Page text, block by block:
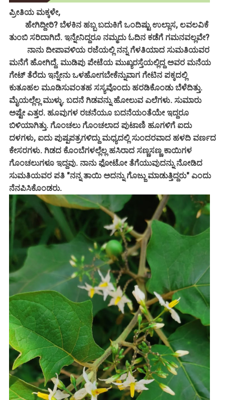
ಪ್ರೀತಿಯ ಮಕ್ಕಳೇ,
ಹೇಗಿದ್ದೀರಿ? ಬೆಳಕಿನ ಹಬ್ಬ ಬದುಕಿಗೆ ಒಂದಿಷ್ಟು ಉಲ್ಲಾಸ, ಲವಲವಿಕೆ
ತುಂಬಿ ಸರಿದಾಗಿದೆ. ಇನ್ನೇನಿದ್ದರೂ ನಮ್ಮದು ಓದಿನ ಕಡೆಗೆ ಗಮನವಲ್ಲವೇ?
ನಾನು ದೀಪಾವಳಿಯ ರಜೆಯಲ್ಲಿ ನನ್ನ ಗೆಳತಿಯಾದ ಸುಮತಿಯವರ
ಮನೆಗೆ ಹೋಗಿದ್ದೆ. ಮುಡಿಪು ಪೇಟೆಯ ಮುಖ್ಯರಸ್ತೆಯಲ್ಲಿದ್ದ ಅವರ ಮನೆಯ
ಗೇಟ್ ತೆರೆದು ಇನ್ನೇನು ಒಳಹೋಗಬೇಕೆನ್ನುವಾಗ ಗೇಟಿನ ಪಕ್ಕದಲ್ಲಿ
ಕುತೂಹಲ ಮೂಡಿಸುವಂತಹ ಸಸ್ಯವೊಂದು ಹರಡಿಕೊಂಡು ಬೆಳೆದಿತ್ತು.
ಮೈಯಲ್ಲೆಲ್ಲ ಮುಳ್ಳು. ಬದನೆ ಗಿಡವನ್ನು ಹೋಲುವ ಎಲೆಗಳು. ಸುಮಾರು
ಅಷ್ಟೇ ಎತ್ತರ. ಹೂವುಗಳ ರಚನೆಯೂ ಬದನೆಯಂತೆಯೇ ಇದ್ದರೂ
ಬಿಳಿಯಾಗಿತ್ತು. ಗೊಂಚಲು ಗೊಂಚಲಾದ ಪುಟಾಣಿ ಹೂಗಳಿಗೆ ಐದು
ದಳಗಳು, ಐದು ಪುಷ್ಪಪತ್ರಗಳಿದ್ದು ಮಧ್ಯದಲ್ಲಿ ಸುಂದರವಾದ ಹಳದಿ ವರ್ಣದ
ಕೇಸರಗಳು. ಗಿಡದ ಕೊಂಬೆಗಳಲ್ಲೆಲ್ಲ ಹಸಿರಾದ ಸಣ್ಣಸಣ್ಣ ಕಾಯಿಗಳ
ಗೊಂಚಲುಗಳೂ ಇದ್ದವು. ನಾನು ಫೋಟೋ ತೆಗೆಯುವುದನ್ನು ನೋಡಿದ
ಸುಮತಿಯವರ ಪತಿ "ನನ್ನ ತಾಯಿ ಅದನ್ನು ಗೊಜ್ಜು ಮಾಡುತ್ತಿದ್ದರು" ಎಂದು
ನೆನಪಿಸಿಕೊಂಡರು.